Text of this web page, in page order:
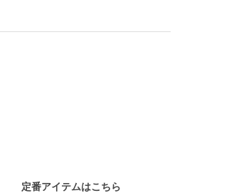
定番アイテムはこちら